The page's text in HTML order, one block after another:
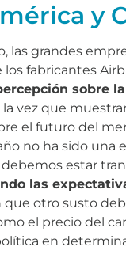
y
las grandes
fabricantes
sobre
la vez que
el futuro del
no ha sido una
estar
las
que otro susto
el precio del
en